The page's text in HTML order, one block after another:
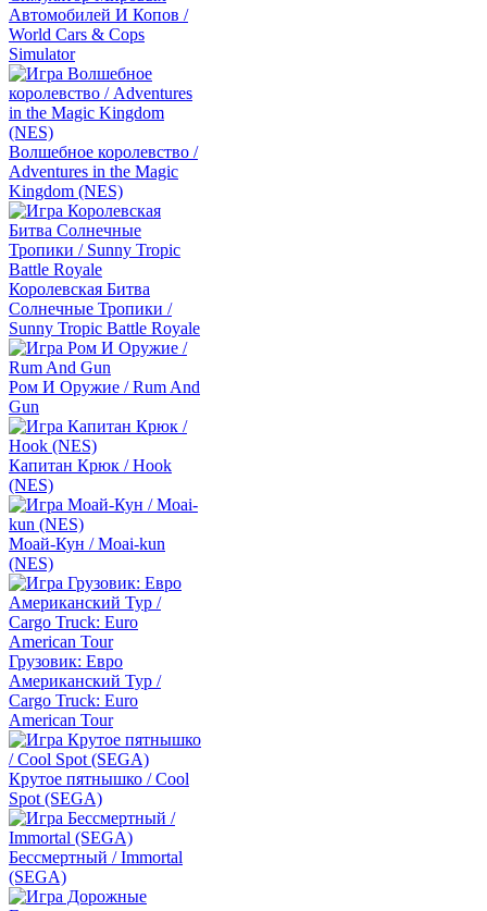
Автомобилей И Копов /
World Cars & Cops
Simulator
Волшебное королевство /
Adventures in the Magic
Kingdom (NES)
Королевская Битва
Солнечные Тропики /
Sunny Tropic Battle Royale
Ром И Оружие / Rum And
Gun
Капитан Крюк / Hook
(NES)
Моай-Кун / Moai-kun
(NES)
Грузовик: Евро
Американский Тур /
Cargo Truck: Euro
American Tour
Крутое пятнышко / Cool
Spot (SEGA)
Бессмертный / Immortal
(SEGA)